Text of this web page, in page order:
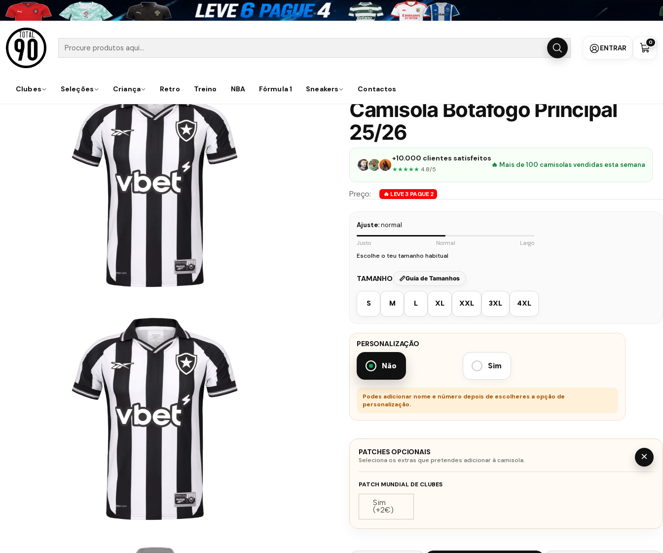
ENTRAR
0
Início Camisolas Brasileirão Botafogo Camisola Botafogo Principal 25/26
Clubes Seleções Criança Retro Treino NBA Fórmula 1 Sneakers Contactos
4pessoas a ver agora
Camisola Botafogo Principal
25/26
+10.000 clientes satisfeitos
★★★★★ 4.8/5
🔥 Mais de 100 camisolas vendidas esta semana
Ajuste:normal
Justo Normal Largo
Escolhe o teu tamanho habitual
TAMANHO Guia de Tamanhos
S M L XL XXL 3XL 4XL
PERSONALIZAÇÃO
Não Sim
Podes adicionar nome e número depois de escolheres a opção de
personalização.
PATCHES OPCIONAIS
Seleciona os extras que pretendes adicionar à camisola. ×
PATCH MUNDIAL DE CLUBES
Sim
(+2€)